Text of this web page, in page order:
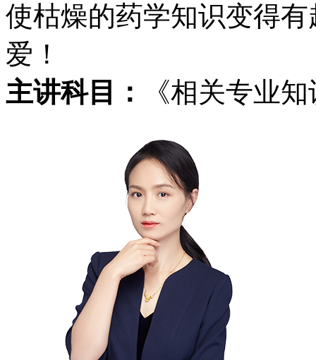
使枯燥的药学知识变得
爱！
主讲科目：
《相关专业